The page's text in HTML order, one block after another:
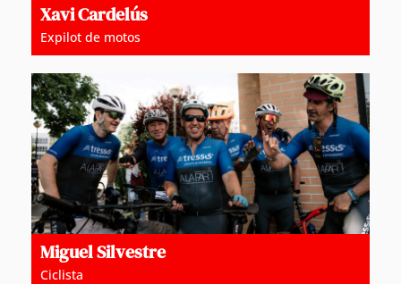
Xavi Cardelús
Expilot de motos
Miguel Silvestre
Ciclista